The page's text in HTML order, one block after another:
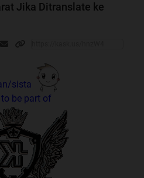
Jika Ditranslate ke
sista
be part of